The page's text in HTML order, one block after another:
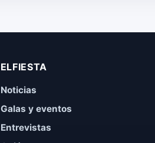
ELFIESTA
Noticias
Galas y eventos
Entrevistas